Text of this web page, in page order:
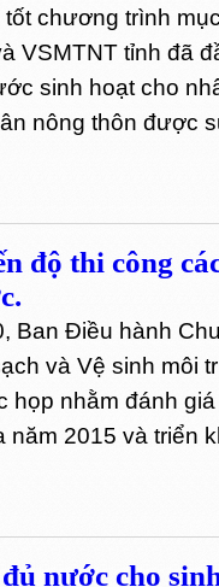
chương trình
VSMTNT tỉnh đã
sinh hoạt cho
nông thôn được
độ thi công
Ban Điều hành
và Vệ sinh môi
họp nhằm đánh
2015 và triển
nước cho